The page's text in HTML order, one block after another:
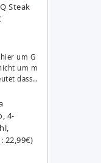
Steak
um G
um m
dass…
4-
22,99€)